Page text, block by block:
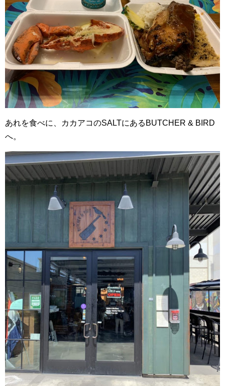
あれを食べに、カカアコのSALTにあるBUTCHER & BIRD
へ。